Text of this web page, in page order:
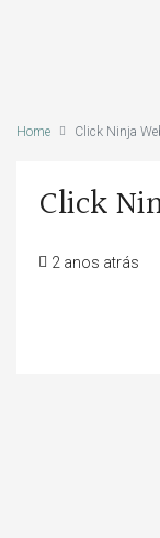
Home Click Ninja
Click
2 anos atrás